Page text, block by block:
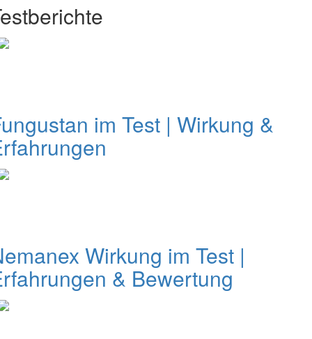
im Test | Wirkung &
Wirkung im Test |
& Bewertung